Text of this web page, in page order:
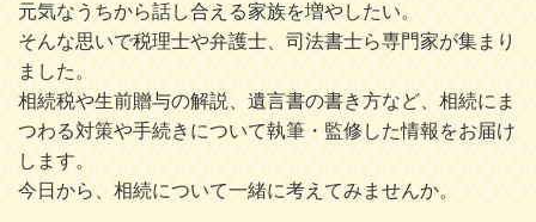
元気なうちから話し合える家族を増やしたい。
そんな思いで税理士や弁護士、司法書士ら専門家が集まり
ました。
相続税や生前贈与の解説、遺言書の書き方など、相続にま
つわる対策や手続きについて執筆・監修した情報をお届け
します。
今日から、相続について一緒に考えてみませんか。